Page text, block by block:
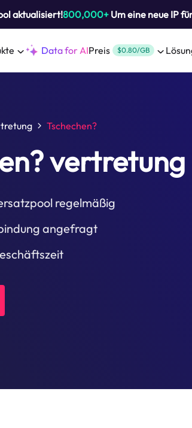
aktualisiert!800,000+Um eine neue IP
Data for AIPreis $0.80/GB
Tschechen?
vertretung
regelmäßig
angefragt